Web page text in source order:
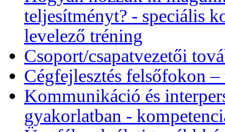
teljesítményt? - speciális
levelező tréning
Csoport/csapatvezetői
Cégfejlesztés felsőfokon
Kommunikáció és
gyakorlatban -